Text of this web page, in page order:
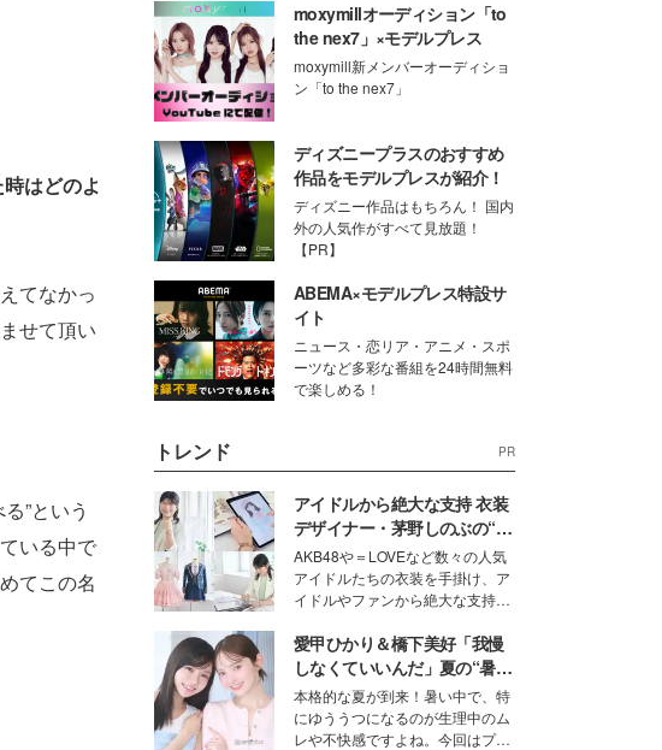
はどのよ
てなかっ
せて頂い
”という
いる中で
てこの名
moxymillオーディション「to
the nex7」×モデルプレス
moxymill新メンバーオーディショ
ン「to the nex7」
ディズニープラスのおすすめ
作品をモデルプレスが紹介！
ディズニー作品はもちろん！ 国内
外の人気作がすべて見放題！
【PR】
ABEMA×モデルプレス特設サ
イト
ニュース・恋リア・アニメ・スポ
ーツなど多彩な番組を24時間無料
で楽しめる！
トレンド PR
アイドルから絶大な支持 衣装
デザイナー・茅野しのぶの“可
愛い”を作る美学＜「シチズン
クロスシー」インタビュー＞
AKB48や＝LOVEなど数々の人気
アイドルたちの衣装を手掛け、ア
イドルやファンから絶大な支持を
取締役兼クリエイティブディレク
ター・茅野しのぶ。一人ひとりの
個性に寄り添い、魅力を引き出す
衣装作りは、多くの女性たちに勇
気と自信を与え続けている。
愛甲ひかり＆橋下美好「我慢
しなくていいんだ」夏の“暑さ
対策”の新しい選択肢とは？
本格的な夏が到来！暑い中で、特
にゆううつになるのが生理中のム
レや不快感ですよね。今回はプラ